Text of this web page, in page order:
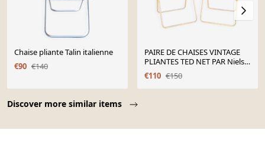
Discover more similar items
Chaise pliante Talin italienne
€90 €140
PAIRE DE CHAISES VINTAGE
PLIANTES TED NET PAR Niels
Gammelgaard
€110 €150